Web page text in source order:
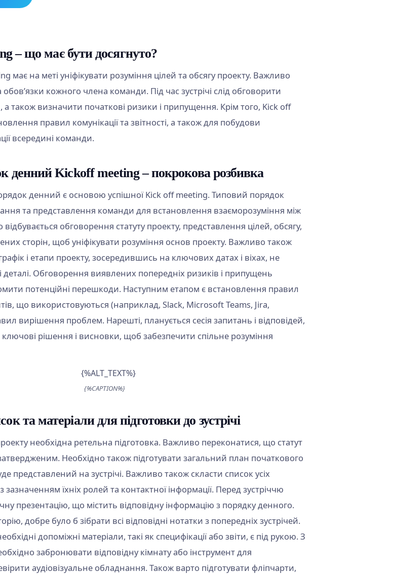
– що має бути досягнуто?
має на меті уніфікувати розуміння цілей та обсягу проекту. Важливо
кожного члена команди. Під час зустрічі слід обговорити
а також визначити початкові ризики і припущення. Крім того, Kick off
правил комунікації та звітності, а також для побудови
всередині команди.
денний Kickoff meeting – покрокова розбивка
денний є основою успішної Kick off meeting. Типовий порядок
та представлення команди для встановлення взаєморозуміння між
обговорення статуту проекту, представлення цілей, обсягу,
сторін, щоб уніфікувати розуміння основ проекту. Важливо також
і етапи проекту, зосередившись на ключових датах і віхах, не
Обговорення виявлених попередніх ризиків і припущень
потенційні перешкоди. Наступним етапом є встановлення правил
що використовуються (наприклад, Slack, Microsoft Teams, Jira,
вирішення проблем. Нарешті, планується сесія запитань і відповідей,
рішення і висновки, щоб забезпечити спільне розуміння
{%CAPTION%}
та матеріали для підготовки до зустрічі
необхідна ретельна підготовка. Важливо переконатися, що статут
Необхідно також підготувати загальний план початкового
представлений на зустрічі. Важливо також скласти список усіх
зазначенням їхніх ролей та контактної інформації. Перед зустріччю
презентацію, що містить відповідну інформацію з порядку денного.
добре було б зібрати всі відповідні нотатки з попередніх зустрічей.
допоміжні матеріали, такі як специфікації або звіти, є під рукою. З
забронювати відповідну кімнату або інструмент для
аудіовізуальне обладнання. Також варто підготувати фліпчарти,